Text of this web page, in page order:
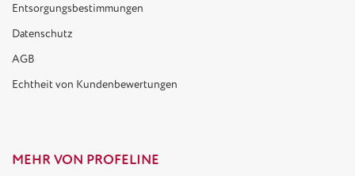
Entsorgungsbestimmungen
Datenschutz
AGB
Echtheit von Kundenbewertungen
MEHR VON PROFELINE